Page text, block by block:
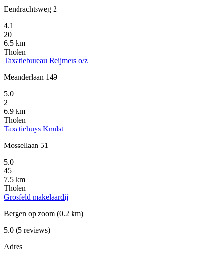
Eendrachtsweg 2
4.1
20
6.5 km
Tholen
Taxatiebureau Reijmers o/z
Meanderlaan 149
5.0
2
6.9 km
Tholen
Taxatiehuys Knulst
Mossellaan 51
5.0
45
7.5 km
Tholen
Grosfeld makelaardij
Bergen op zoom (0.2 km)
5.0 (5 reviews)
Adres